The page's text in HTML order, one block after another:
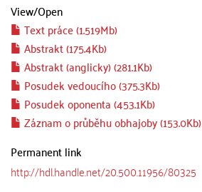
View/Open
Text práce (1.519Mb)
Abstrakt (175.4Kb)
Abstrakt (anglicky) (281.1Kb)
Posudek vedoucího (375.3Kb)
Posudek oponenta (453.1Kb)
Záznam o průběhu obhajoby (153.0Kb)
Permanent link
http://hdl.handle.net/20.500.11956/80325